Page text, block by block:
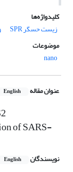
کلیدواژه‌ها
زیست حسگر SPR
موضوعات
nano
عنوان مقاله English
of SARS-
نویسندگان English